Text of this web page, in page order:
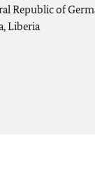
Republic of
Liberia